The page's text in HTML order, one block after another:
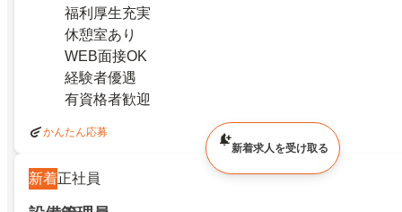
福利厚生充実
休憩室あり
WEB面接OK
経験者優遇
有資格者歓迎
かんたん応募
新着正社員
新着求人を受け取る